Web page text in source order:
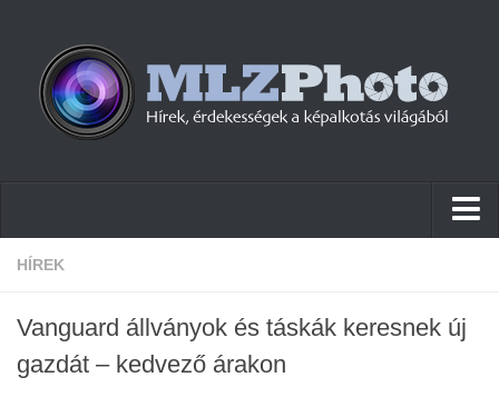
Hírek
Cikkek
Szoftver
HÍREK
Vanguard állványok és táskák keresnek új
gazdát – kedvező árakon